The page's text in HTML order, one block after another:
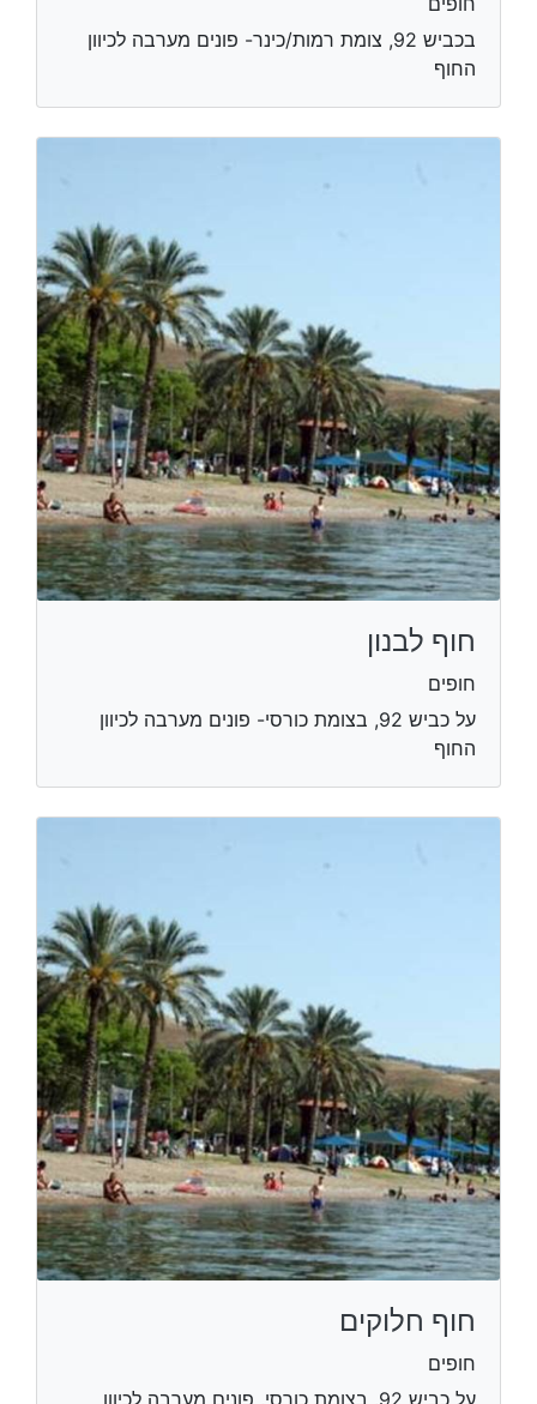
בכביש 92, צומת רמות/כינר- פונים מערבה לכיוון
החוף
חוף לבנון
חופים
על כביש 92, בצומת כורסי- פונים מערבה לכיוון
החוף
חוף חלוקים
חופים
על כביש 92, בצומת כורסי, פונים מערבה לכיוון